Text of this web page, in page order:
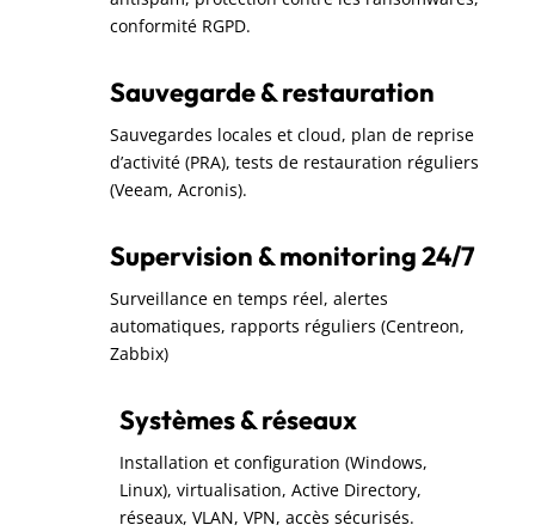
conformité RGPD.
Sauvegarde & restauration
Sauvegardes locales et cloud, plan de reprise
d’activité (PRA), tests de restauration réguliers
(Veeam, Acronis).
Supervision & monitoring 24/7
Surveillance en temps réel, alertes
automatiques, rapports réguliers (Centreon,
Zabbix)
Systèmes & réseaux
Installation et configuration (Windows,
Linux), virtualisation, Active Directory,
réseaux, VLAN, VPN, accès sécurisés.